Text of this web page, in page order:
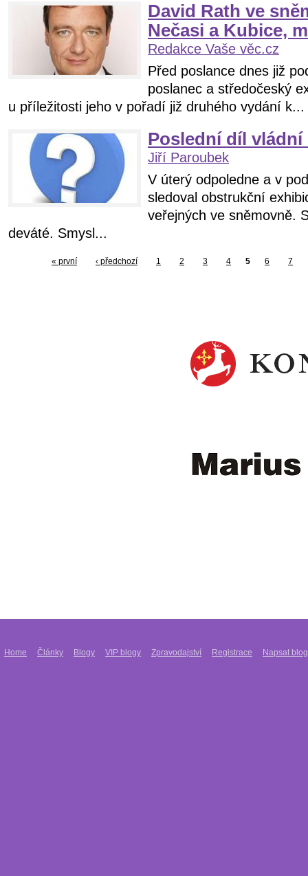
David Rath ve
Nečasi a Kubice,
Redakce Vaše věc.cz
Před poslance dnes již
poslanec a středočeský
u příležitosti jeho v pořadí již druhého vydání k...
Poslední díl vládní
Jiří Paroubek
V úterý odpoledne a v
sledoval obstrukční
veřejných ve sněmovně.
deváté. Smysl...
« první ‹ předchozí 1 2 3 4 5 6 7
Home Články Blogy VIP blogy Zpravodajství Registrace Napsat blog